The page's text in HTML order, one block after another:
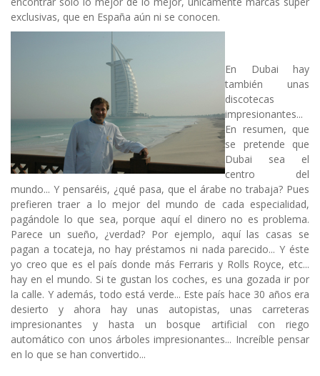
exclusivas, que en España aún ni se conocen.
En Dubai hay
también unas
discotecas
impresionantes...
En resumen, que
se pretende que
Dubai sea el
centro del
mundo... Y pensaréis, ¿qué pasa, que el árabe no trabaja? Pues
prefieren traer a lo mejor del mundo de cada especialidad,
pagándole lo que sea, porque aquí el dinero no es problema.
Parece un sueño, ¿verdad? Por ejemplo, aquí las casas se
pagan a tocateja, no hay préstamos ni nada parecido... Y éste
yo creo que es el país donde más Ferraris y Rolls Royce, etc...
hay en el mundo. Si te gustan los coches, es una gozada ir por
la calle. Y además, todo está verde... Este país hace 30 años era
desierto y ahora hay unas autopistas, unas carreteras
impresionantes y hasta un bosque artificial con riego
automático con unos árboles impresionantes... Increíble pensar
en lo que se han convertido...